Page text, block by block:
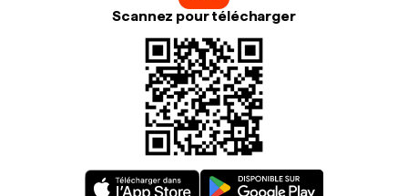
Scannez pour télécharger